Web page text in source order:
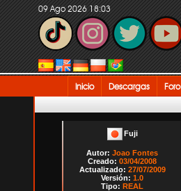
09 Ago 2026 18:03
Inicio Descargas Foro
Fuji
Autor:Joao Fontes
Creado:03/04/2008
Actualizado: 27/07/2009
Versión:1.0
Tipo:REAL